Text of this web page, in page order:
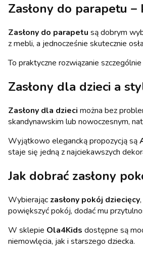
Zasłony do parapetu
Zasłony do parapetu są dobrym
z mebli, a jednocześnie skutecznie
To praktyczne rozwiązanie
Zasłony dla dzieci a
Zasłony dla dzieci można bez
skandynawskim lub nowoczesnym,
Wyjątkowo elegancką propozycją są
staje się jedną z najciekawszych
Jak dobrać zasłony
Wybierając zasłony pokój dziecięcy
powiększyć pokój, dodać mu
W sklepie Ola4Kids dostępne są
niemowlęcia, jak i starszego dziecka.